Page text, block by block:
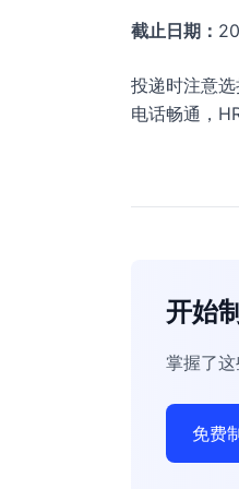
截止日期：
投递时注意
电话畅通，
开始
掌握了
免费